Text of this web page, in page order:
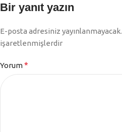
Bir yanıt yazın
E-posta adresiniz yayınlanmayacak.
işaretlenmişlerdir
Yorum*